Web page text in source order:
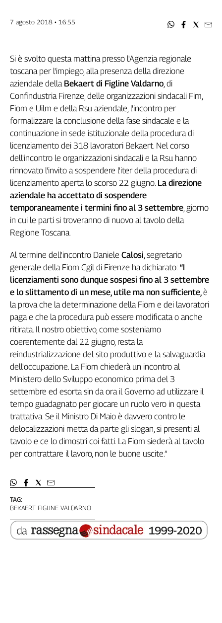
Fisac
Fp
Spi
Inca
Speciali
G8
di
Genova,
il
sangue
della
ragione
anni
Cgil
Collettiva
Academy
Collettiva
Play
Rubriche
Collettiva
Talk
La
settimana
Collettiva
Girasoli
Il
Sassolino
Linea
Easy
Inserti
Idea
Diffusa
7 agosto 2018 • 16:55
TAG:
BEKAERT FIGLINE VALDARNO
Si è svolto questa mattina presso l'Agenzia regionale
toscana per l'impiego, alla presenza della direzione
aziendale dellaBekaert di Figline Valdarno, di
Confindustria Firenze, delle organizzazioni sindacali Fim,
Fiom e Uilm e della Rsu aziendale, l'incontro per
formalizzare la conclusione della fase sindacale e la
continuazione in sede istituzionale della procedura di
licenziamento dei 318 lavoratori Bekaert. Nel corso
dell'incontro le organizzazioni sindacali e la Rsu hanno
rinnovato l'invito a sospendere l'iter della procedura di
licenziamento aperta lo scorso 22 giugno. La direzione
aziendale ha accettato di sospendere
temporaneamente i termini fino al 3 settembre, giorno
in cui le parti si troveranno di nuovo al tavolo della
Regione Toscana.
Al termine dell'incontro Daniele Calosi, segretario
generale della Fiom Cgil di Firenze ha dichiarato: “I
licenziamenti sono dunque sospesi fino al 3 settembre
e lo slittamento di un mese, utile ma non sufficiente,è
la prova che la determinazione della Fiom e dei lavoratori
paga e che la procedura può essere modificata o anche
ritirata. Il nostro obiettivo, come sosteniamo
coerentemente dal 22 giugno, resta la
reindustrializzazione del sito produttivo e la salvaguardia
dell'occupazione. La Fiom chiederà un incontro al
Ministero dello Sviluppo economico prima del 3
settembre ed esorta sin da ora il Governo ad utilizzare il
tempo guadagnato per giocare un ruolo vero in questa
trattativa. Se il Ministro Di Maio è davvero contro le
delocalizzazioni metta da parte gli slogan, si presenti al
tavolo e ce lo dimostri coi fatti. La Fiom siederà al tavolo
per contrattare il lavoro, non le buone uscite.”